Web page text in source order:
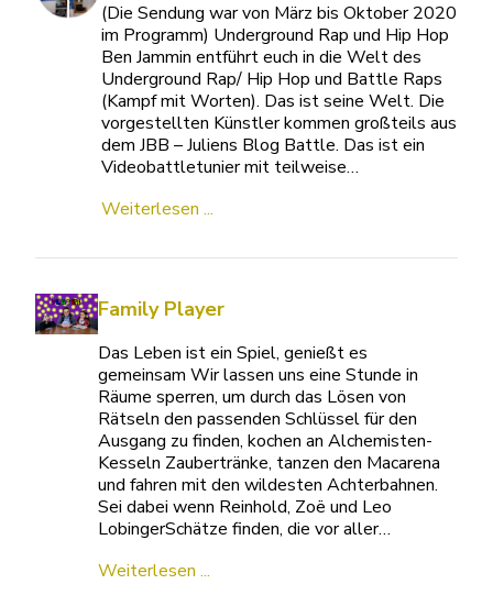
(Die Sendung war von März bis Oktober 2020
im Programm) Underground Rap und Hip Hop
Ben Jammin entführt euch in die Welt des
Underground Rap/ Hip Hop und Battle Raps
(Kampf mit Worten). Das ist seine Welt. Die
vorgestellten Künstler kommen großteils aus
dem JBB – Juliens Blog Battle. Das ist ein
Videobattletunier mit teilweise…
Weiterlesen ...
Family Player
Das Leben ist ein Spiel, genießt es
gemeinsam Wir lassen uns eine Stunde in
Räume sperren, um durch das Lösen von
Rätseln den passenden Schlüssel für den
Ausgang zu finden, kochen an Alchemisten-
Kesseln Zaubertränke, tanzen den Macarena
und fahren mit den wildesten Achterbahnen.
Sei dabei wenn Reinhold, Zoë und Leo
LobingerSchätze finden, die vor aller…
Weiterlesen ...